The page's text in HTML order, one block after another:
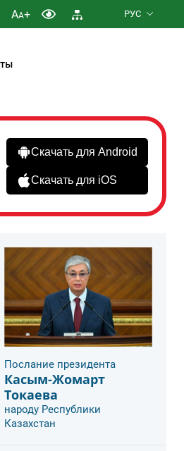
AA+ РУС
Скачать для Android
Скачать для iOS
Послание президента
Касым-Жомарт
Токаева
народу Республики
Казахстан